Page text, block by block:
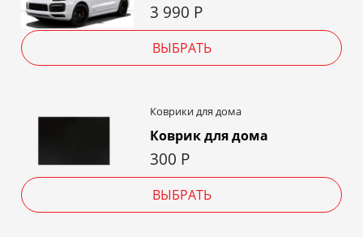
3 990 Р
ВЫБРАТЬ
Коврики для дома
Коврик для дома
300 Р
ВЫБРАТЬ